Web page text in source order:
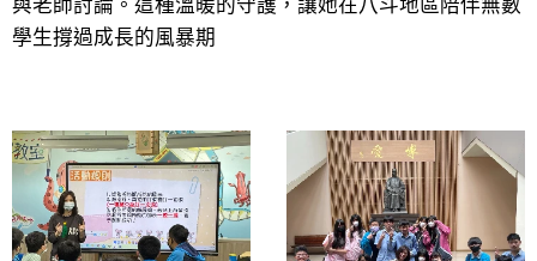
與老師討論。這種溫暖的守護，讓她在八斗地區陪伴無數
學生撐過成長的風暴期